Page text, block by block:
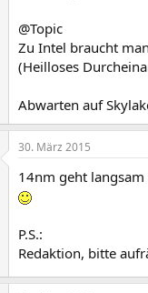
@Topic
Zu Intel braucht
(Heilloses
Abwarten auf
30. März 2015
14nm geht langsam
P.S.:
Redaktion, bitte